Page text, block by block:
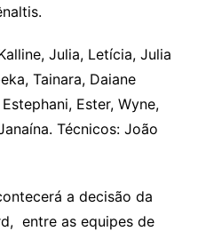
Julia, Letícia, Julia
Tainara, Daiane
Ester, Wyne,
Técnicos: João
a decisão da
entre as equipes de